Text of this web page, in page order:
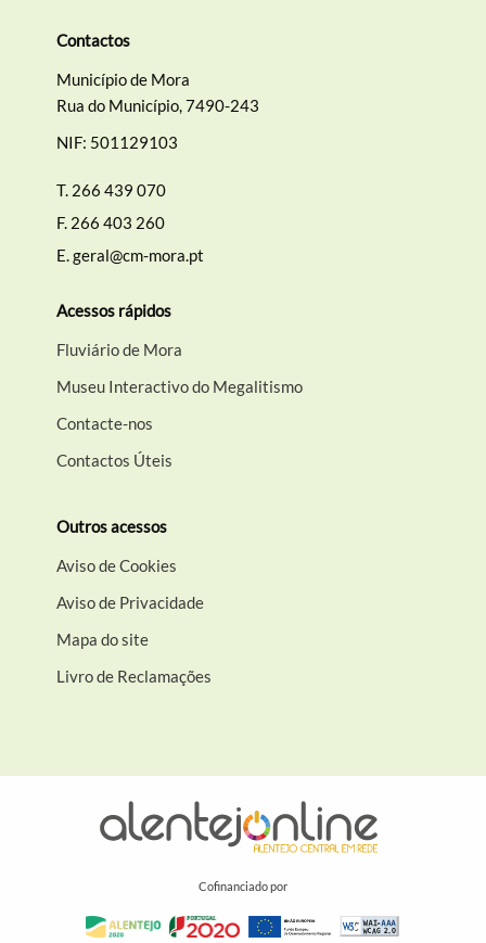
Contactos
Município de Mora
Rua do Município, 7490-243
NIF: 501129103
T. 266 439 070
F. 266 403 260
E.geral@cm-mora.pt
Acessos rápidos
Fluviário de Mora
Museu Interactivo do Megalitismo
Contacte-nos
Contactos Úteis
Outros acessos
Aviso de Cookies
Aviso de Privacidade
Mapa do site
Livro de Reclamações
Cofinanciado por